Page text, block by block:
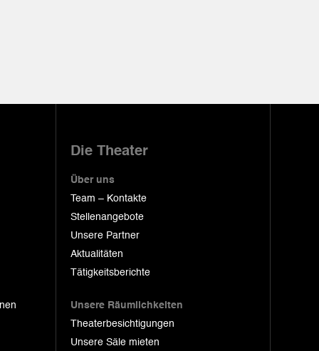
Die Theater
Über uns
Team – Kontakte
Stellenangebote
Unsere Partner
Aktualitäten
Tätigkeitsberichte
Unsere Räumlichkeiten
Theaterbesichtigungen
Unsere Säle mieten